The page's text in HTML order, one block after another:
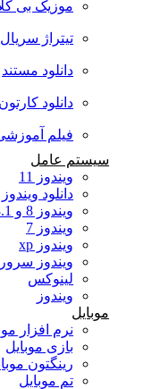
موزیک بی
تیتراژ سریال
دانلود مستند
دانلود
فیلم آموزشی
سیستم عامل
ویندوز 11
دانلود ویندوز 10
ویندوز 8 و 8.1
ویندوز 7
ویندوز xp
ویندوز سرور
لینوکس
ویندوز
موبایل
نرم افزار
بازی موبایل
رینگتون
تم موبایل